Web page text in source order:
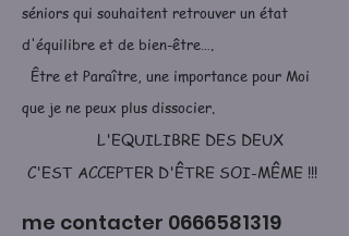
séniors qui souhaitent retrouver un état
d'équilibre et de bien-être….
Être et Paraître, une importance pour Moi
que je ne peux plus dissocier.
L'EQUILIBRE DES DEUX
C'EST ACCEPTER D'ÊTRE SOI-MÊME !!!
me contacter 0666581319